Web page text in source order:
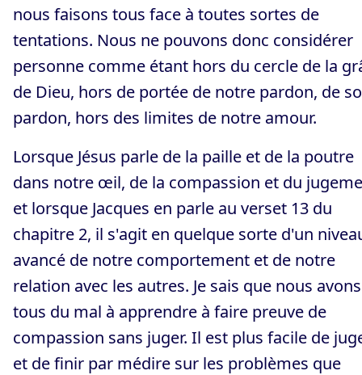
nous faisons tous face à toutes sortes de
tentations. Nous ne pouvons donc considérer
personne comme étant hors du cercle de la
de Dieu, hors de portée de notre pardon, de
pardon, hors des limites de notre amour.
Lorsque Jésus parle de la paille et de la poutre
dans notre œil, de la compassion et du
et lorsque Jacques en parle au verset 13 du
chapitre 2, il s'agit en quelque sorte d'un
avancé de notre comportement et de notre
relation avec les autres. Je sais que nous avons
tous du mal à apprendre à faire preuve de
compassion sans juger. Il est plus facile de
et de finir par médire sur les problèmes que